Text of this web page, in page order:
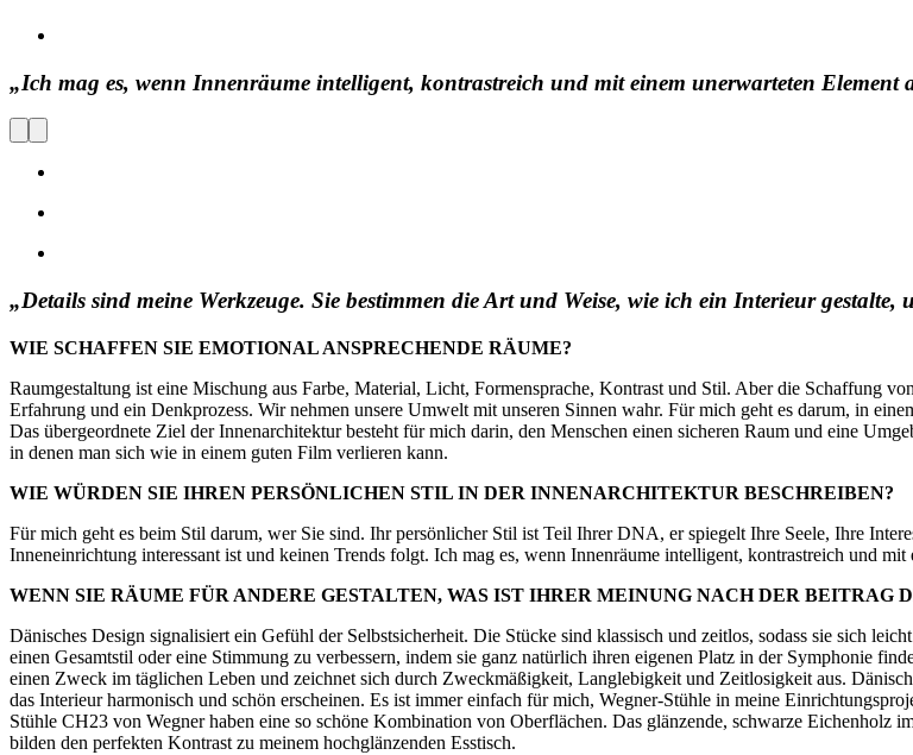
„Ich mag es, wenn Innenräume intelligent, kontrastreich und mit einem unerwarteten Element
„Details sind meine Werkzeuge. Sie bestimmen die Art und Weise, wie ich ein Interieur
WIE SCHAFFEN SIE EMOTIONAL ANSPRECHENDE RÄUME?
Raumgestaltung ist eine Mischung aus Farbe, Material, Licht, Formensprache, Kontrast und Stil. Aber die Schaffung
Erfahrung und ein Denkprozess. Wir nehmen unsere Umwelt mit unseren Sinnen wahr. Für mich geht es darum, in
Das übergeordnete Ziel der Innenarchitektur besteht für mich darin, den Menschen einen sicheren Raum und eine
in denen man sich wie in einem guten Film verlieren kann.
WIE WÜRDEN SIE IHREN PERSÖNLICHEN STIL IN DER INNENARCHITEKTUR BESCHREIBEN?
Für mich geht es beim Stil darum, wer Sie sind. Ihr persönlicher Stil ist Teil Ihrer DNA, er spiegelt Ihre Seele, Ihre
Inneneinrichtung interessant ist und keinen Trends folgt. Ich mag es, wenn Innenräume intelligent, kontrastreich und mit
WENN SIE RÄUME FÜR ANDERE GESTALTEN, WAS IST IHRER MEINUNG NACH DER BEITRAG
Dänisches Design signalisiert ein Gefühl der Selbstsicherheit. Die Stücke sind klassisch und zeitlos, sodass sie sich
einen Gesamtstil oder eine Stimmung zu verbessern, indem sie ganz natürlich ihren eigenen Platz in der Symphonie
einen Zweck im täglichen Leben und zeichnet sich durch Zweckmäßigkeit, Langlebigkeit und Zeitlosigkeit aus.
das Interieur harmonisch und schön erscheinen. Es ist immer einfach für mich, Wegner-Stühle in meine
Stühle CH23 von Wegner haben eine so schöne Kombination von Oberflächen. Das glänzende, schwarze Eichenholz
bilden den perfekten Kontrast zu meinem hochglänzenden Esstisch.